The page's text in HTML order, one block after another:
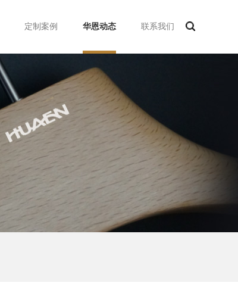
定制案例 华恩动态 联系我们